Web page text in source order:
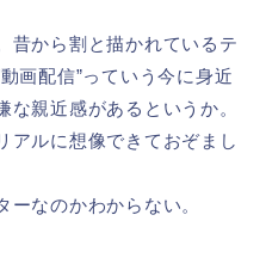
昔から割と描かれているテ
画配信”っていう今に身近
親近感があるというか。
アルに想像できておぞまし
なのかわからない。